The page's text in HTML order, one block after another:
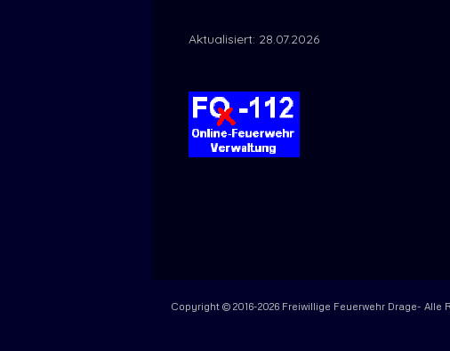
Aktualisiert: 28.07.2026
Copyright © 2016-2026 Freiwillige Feuerwehr Drage- Alle